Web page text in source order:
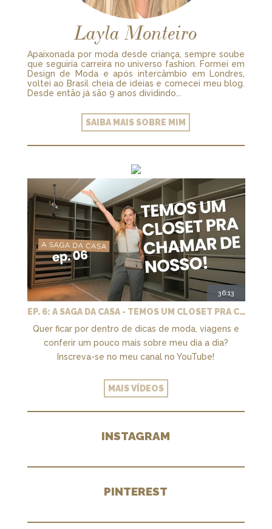
Layla Monteiro
Apaixonada por moda desde criança, sempre soube
que seguiria carreira no universo fashion. Formei em
Design de Moda e após intercâmbio em Londres,
voltei ao Brasil cheia de ideias e comecei meu blog.
Desde então já são 9 anos dividindo...
SAIBA MAIS SOBRE MIM
36:13
EP. 6: A SAGA DA CASA - TEMOS UM CLOSET PRA CHAMAR DE NOSSO + MARCENARIA E PAISAGISMO
Quer ficar por dentro de dicas de moda, viagens e
conferir um pouco mais sobre meu dia a dia?
Inscreva-se no meu canal no YouTube!
MAIS VÍDEOS
INSTAGRAM
PINTEREST